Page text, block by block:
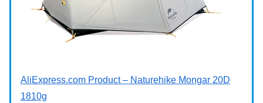
AliExpress.com Product – Naturehike Mongar 20D
1810g